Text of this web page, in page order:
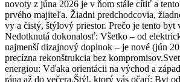
novoty z júna 2026 je v ňom stále cítiť a
prvého majiteľa. Žiadni predchodcovia,
vy a čistý, štýlový priestor. Prečo je tento byt
Nedotknutá dokonalosť: Všetko – od
najmenší dizajnový doplnok – je nové (jún
precízna rekonštrukcia bez
energiou: Vďaka orientácii na východ a
rána až do večera.Štýl, ktorý vás očarí: Byt